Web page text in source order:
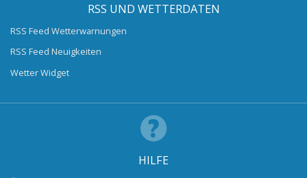
RSS UND WETTERDATEN
RSS Feed Wetterwarnungen
RSS Feed Neuigkeiten
Wetter Widget
HILFE